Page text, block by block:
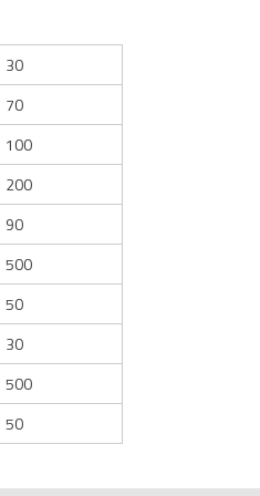
30
70
100
200
90
500
50
30
500
50